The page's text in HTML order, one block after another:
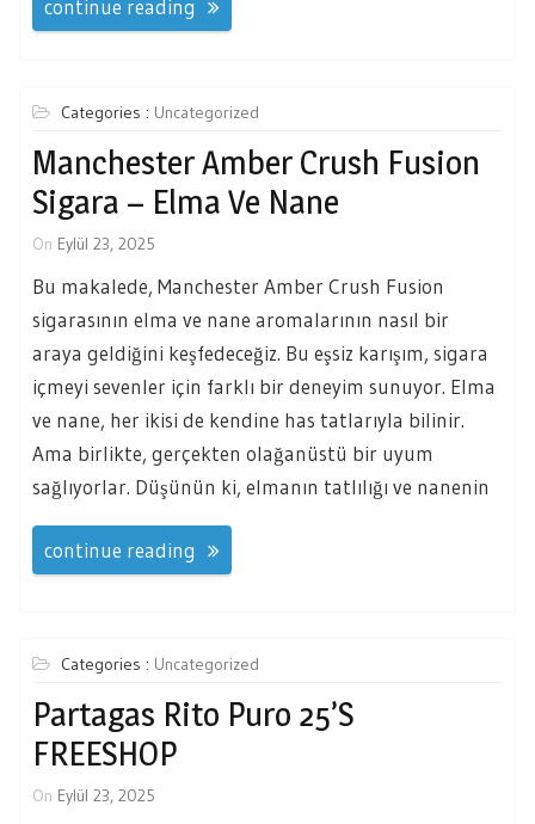
continue reading
Categories : Uncategorized
Manchester Amber Crush Fusion
Sigara – Elma Ve Nane
On Eylül 23, 2025
Bu makalede, Manchester Amber Crush Fusion
sigarasının elma ve nane aromalarının nasıl bir
araya geldiğini keşfedeceğiz. Bu eşsiz karışım, sigara
içmeyi sevenler için farklı bir deneyim sunuyor. Elma
ve nane, her ikisi de kendine has tatlarıyla bilinir.
Ama birlikte, gerçekten olağanüstü bir uyum
sağlıyorlar. Düşünün ki, elmanın tatlılığı ve nanenin
continue reading
Categories : Uncategorized
Partagas Rito Puro 25’s
FREESHOP
On Eylül 23, 2025